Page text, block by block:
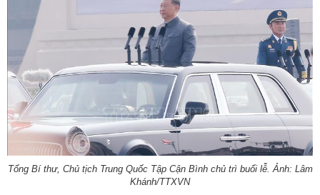
Tổng Bí thư, Chủ tịch Trung Quốc Tập Cận Bình chủ trì buổi lễ. Ảnh: Lâm
Khánh/TTXVN